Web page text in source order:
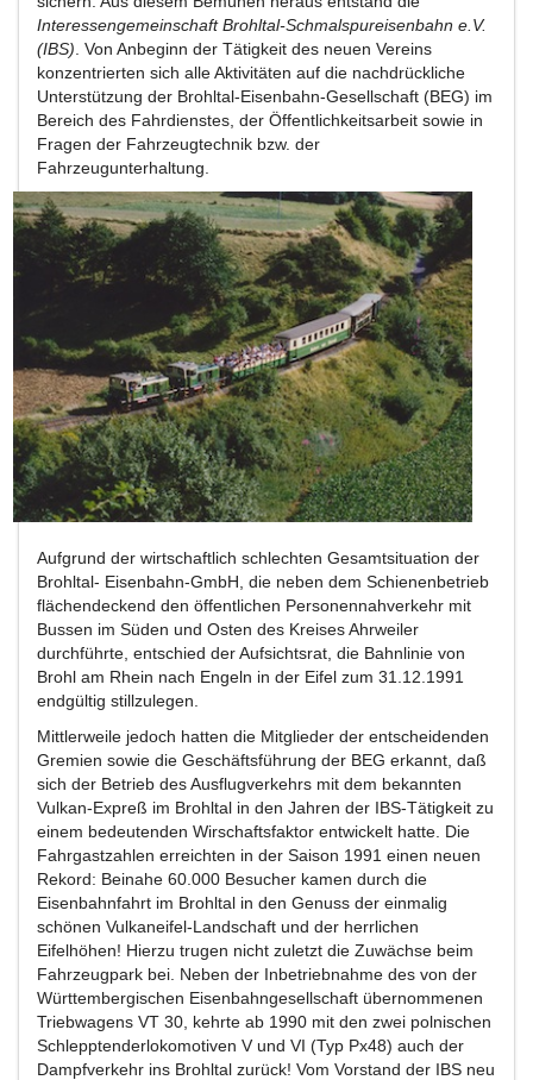
Interessengemeinschaft Brohltal-Schmalspureisenbahn e.V.
(IBS) . Von Anbeginn der Tätigkeit des neuen Vereins
konzentrierten sich alle Aktivitäten auf die nachdrückliche
Unterstützung der Brohltal-Eisenbahn-Gesellschaft (BEG) im
Bereich des Fahrdienstes, der Öffentlichkeitsarbeit sowie in
Fragen der Fahrzeugtechnik bzw. der
Fahrzeugunterhaltung.
Aufgrund der wirtschaftlich schlechten Gesamtsituation der
Brohltal- Eisenbahn-GmbH, die neben dem Schienenbetrieb
flächendeckend den öffentlichen Personennahverkehr mit
Bussen im Süden und Osten des Kreises Ahrweiler
durchführte, entschied der Aufsichtsrat, die Bahnlinie von
Brohl am Rhein nach Engeln in der Eifel zum 31.12.1991
endgültig stillzulegen.
Mittlerweile jedoch hatten die Mitglieder der entscheidenden
Gremien sowie die Geschäftsführung der BEG erkannt, daß
sich der Betrieb des Ausflugverkehrs mit dem bekannten
Vulkan-Expreß im Brohltal in den Jahren der IBS-Tätigkeit zu
einem bedeutenden Wirschaftsfaktor entwickelt hatte. Die
Fahrgastzahlen erreichten in der Saison 1991 einen neuen
Rekord: Beinahe 60.000 Besucher kamen durch die
Eisenbahnfahrt im Brohltal in den Genuss der einmalig
schönen Vulkaneifel-Landschaft und der herrlichen
Eifelhöhen! Hierzu trugen nicht zuletzt die Zuwächse beim
Fahrzeugpark bei. Neben der Inbetriebnahme des von der
Württembergischen Eisenbahngesellschaft übernommenen
Triebwagens VT 30, kehrte ab 1990 mit den zwei polnischen
Schlepptenderlokomotiven V und VI (Typ Px48) auch der
Dampfverkehr ins Brohltal zurück! Vom Vorstand der IBS neu